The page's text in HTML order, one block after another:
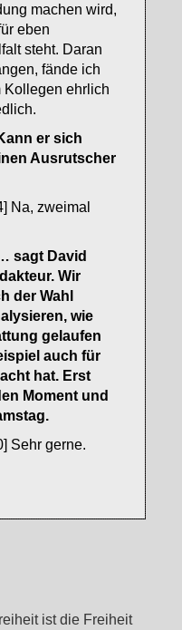
machen wird,
eben
steht. Daran
fände ich
Kollegen ehrlich
er sich
Ausrutscher
Na, zweimal
sagt David
Wir
der Wahl
wie
gelaufen
auch für
hat. Erst
Moment und
Sehr gerne.
ist die Freiheit